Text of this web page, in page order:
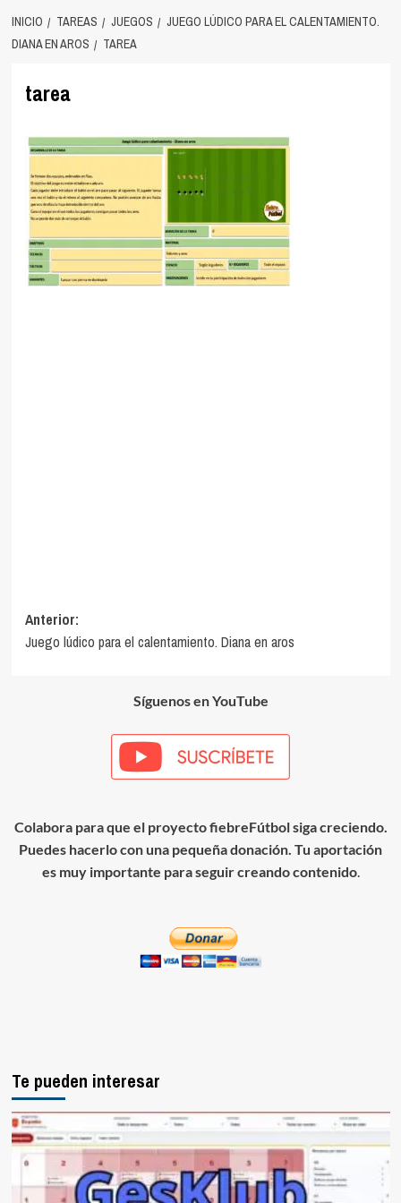
INICIO TAREAS JUEGOS
JUEGO LÚDICO PARA EL CALENTAMIENTO.
DIANA EN AROS
TAREA
tarea
Navegación
de
Anterior:
Juego lúdico para el calentamiento. Diana en aros
Síguenos en YouTube
Colabora para que el proyecto fiebreFútbol siga creciendo.
Puedes hacerlo con una pequeña donación. Tu aportación
es muy importante para seguir creando contenido.
Te pueden interesar